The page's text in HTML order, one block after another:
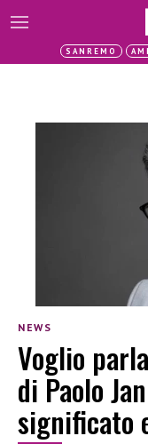
SANREMO
NEWS
Voglio
di Paolo
significato